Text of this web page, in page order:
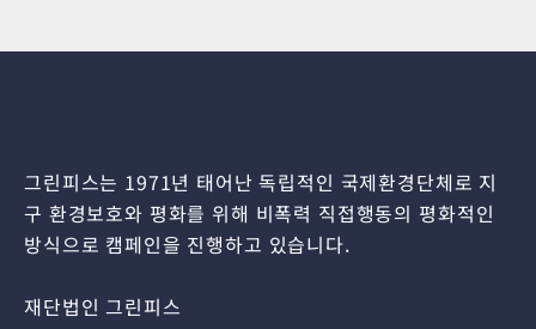
그린피스는 1971년 태어난 독립적인 국제환경단체로 지
구 환경보호와 평화를 위해 비폭력 직접행동의 평화적인
방식으로 캠페인을 진행하고 있습니다.
재단법인 그린피스